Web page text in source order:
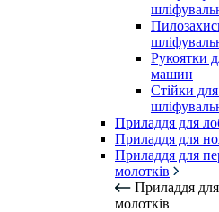
Рукоятки
машин
Стійки
Приладдя для
Приладдя для
Приладдя для
молотків
Приладдя
молотків